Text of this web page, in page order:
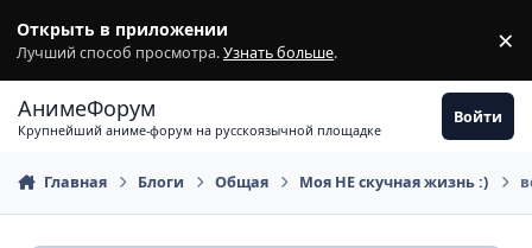
Открыть в приложении
Лучший способ просмотра.Узнать больше. ×
АнимеФорум
Крупнейший аниме-форум на русскоязычной площадке
Войти
Главная Блоги Общая Моя НЕ скучная жизнь :)